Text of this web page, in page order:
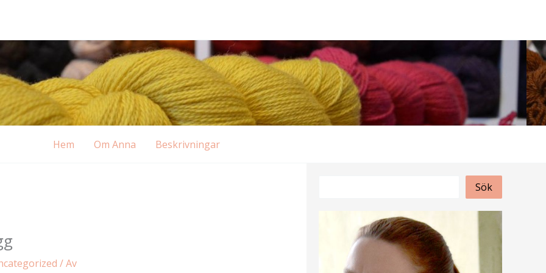
Hem Om Anna Beskrivningar
/ Av
Sök